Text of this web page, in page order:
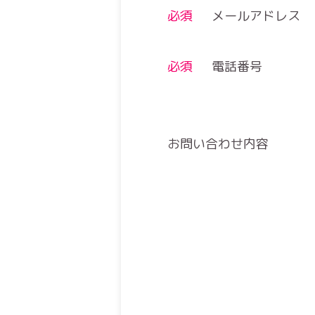
必須 メールアドレス
必須 電話番号
お問い合わせ内容